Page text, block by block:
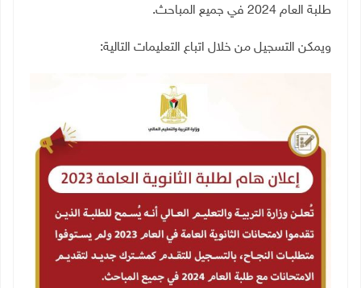
طلبة العام 2024 في جميع المباحث.
ويمكن التسجيل من خلال اتباع التعليمات التالية: